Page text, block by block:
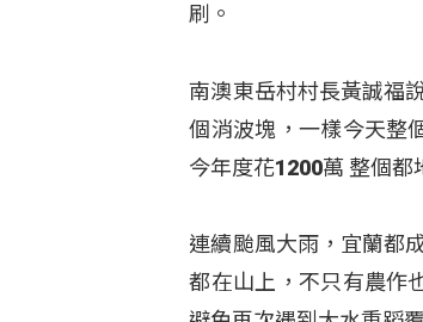
刷。
南澳東岳村村長黃誠福
個消波塊，一樣今天整
今年度花1200萬 整個都
連續颱風大雨，宜蘭都
都在山上，不只有農作